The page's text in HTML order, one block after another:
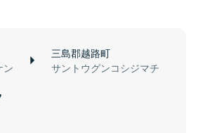
ン
三島郡越路町
サントウグンコシジマチ